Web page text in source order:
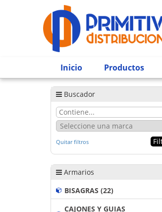
Inicio Productos
Buscador
Quitar filtros
Armarios
BISAGRAS (22)
CAJONES Y GUIAS